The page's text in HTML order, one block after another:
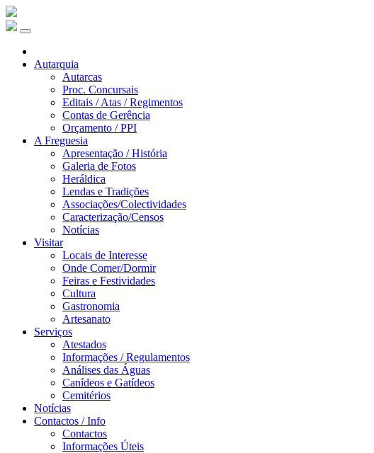
Autarquia
Autarcas
Proc. Concursais
Editais / Atas / Regimentos
Contas de Gerência
Orçamento / PPI
A Freguesia
Apresentação / História
Galeria de Fotos
Heráldica
Lendas e Tradições
Associações/Colectividades
Caracterização/Censos
Notícias
Visitar
Locais de Interesse
Onde Comer/Dormir
Feiras e Festividades
Cultura
Gastronomia
Artesanato
Serviços
Atestados
Informações / Regulamentos
Análises das Águas
Canídeos e Gatídeos
Cemitérios
Notícias
Contactos / Info
Contactos
Informações Úteis